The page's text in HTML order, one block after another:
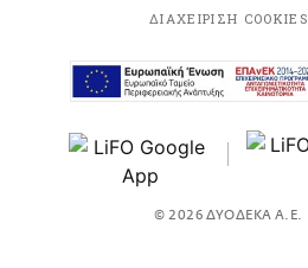
ΔΙΑΧΕΙΡΙΣΗ COOKIES
© 2026 ΔΥΟΔΕΚΑ Α.Ε.